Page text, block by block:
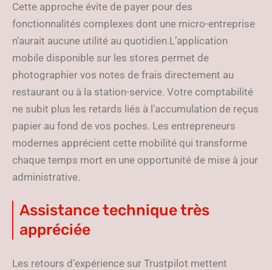
Cette approche évite de payer pour des
fonctionnalités complexes dont une micro-entreprise
n’aurait aucune utilité au quotidien.L’application
mobile disponible sur les stores permet de
photographier vos notes de frais directement au
restaurant ou à la station-service. Votre comptabilité
ne subit plus les retards liés à l’accumulation de reçus
papier au fond de vos poches. Les entrepreneurs
modernes apprécient cette mobilité qui transforme
chaque temps mort en une opportunité de mise à jour
administrative.
Assistance technique très
appréciée
Les retours d’expérience sur Trustpilot mettent